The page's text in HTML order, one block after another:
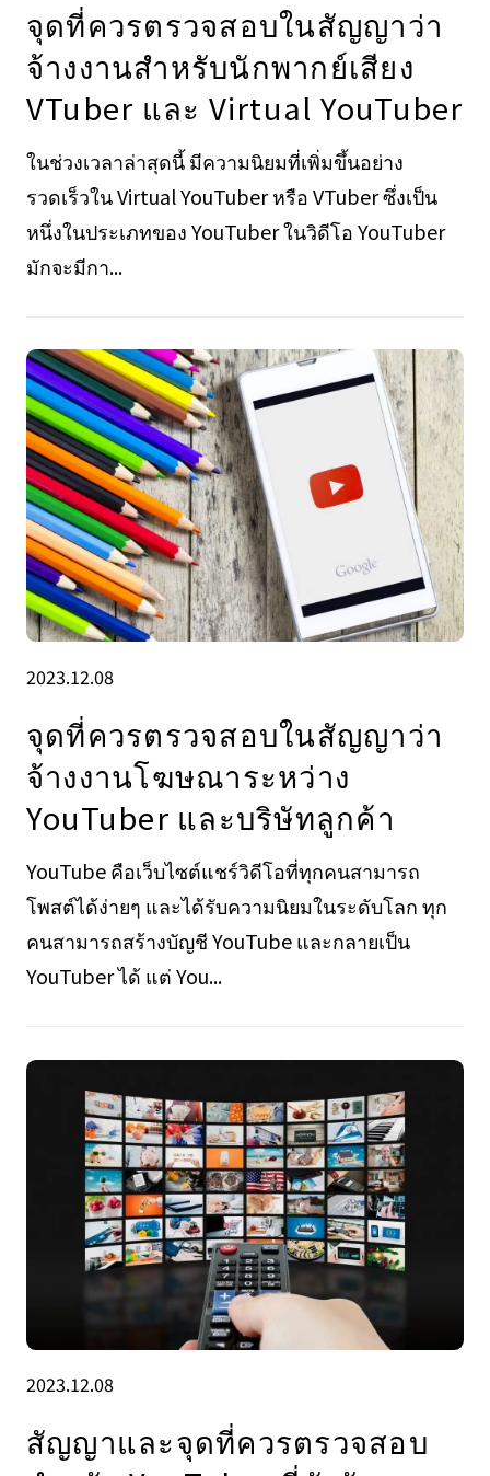
จุดที่ควรตรวจสอบในสัญญาว่า
จ้างงานสำหรับนักพากย์เสียง
VTuber และ Virtual YouTuber
ในช่วงเวลาล่าสุดนี้ มีความนิยมที่เพิ่มขึ้นอย่าง
รวดเร็วใน Virtual YouTuber หรือ VTuber ซึ่งเป็น
หนึ่งในประเภทของ YouTuber ในวิดีโอ YouTuber
มักจะมีกา...
2023.12.08
จุดที่ควรตรวจสอบในสัญญาว่า
จ้างงานโฆษณาระหว่าง
YouTuber และบริษัทลูกค้า
YouTube คือเว็บไซต์แชร์วิดีโอที่ทุกคนสามารถ
โพสต์ได้ง่ายๆ และได้รับความนิยมในระดับโลก ทุก
คนสามารถสร้างบัญชี YouTube และกลายเป็น
YouTuber ได้ แต่ You...
2023.12.08
สัญญาและจุดที่ควรตรวจสอบ